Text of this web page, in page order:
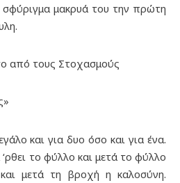
μακρυά του την πρώτη
από τους Στοχασμούς
και για δυο όσο και για ένα.
το φύλλο και μετά το φύλλο
μετά τη βροχή η καλοσύνη.